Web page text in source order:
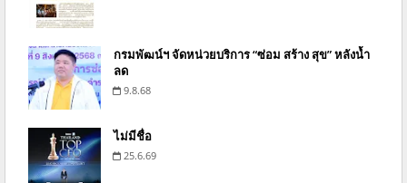
กรมพัฒน์ฯ จัดหน่วยบริการ “ซ่อม สร้าง สุข” หลังน้ำ
ลด
9.8.68
ไม่มีชื่อ
25.6.69